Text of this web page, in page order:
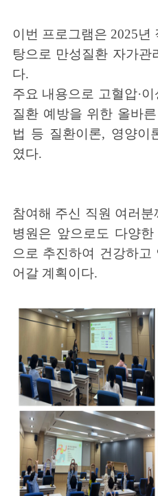
이번 프로그램은 2025년
탕으로 만성질환 자가관
다.
주요 내용으로 고혈압·이
질환 예방을 위한 올바
법 등 질환이론, 영양이
였다.
참여해 주신 직원 여러분
병원은 앞으로도 다양
으로 추진하여 건강하고
어갈 계획이다.